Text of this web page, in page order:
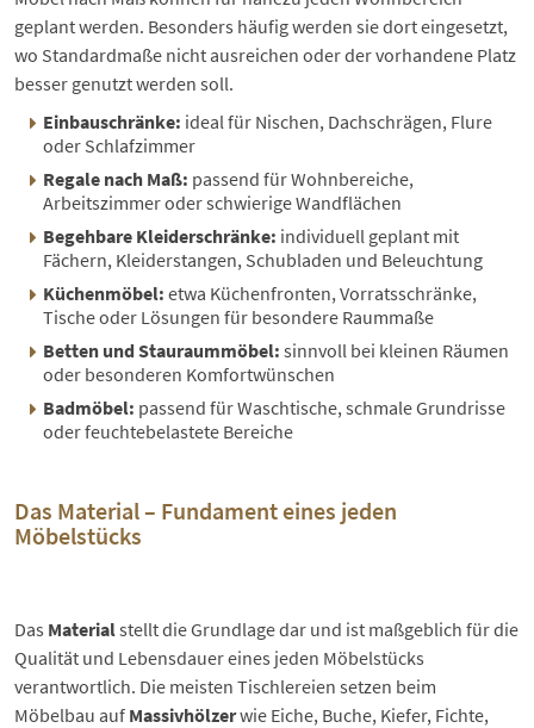
geplant werden. Besonders häufig werden sie dort eingesetzt,
wo Standardmaße nicht ausreichen oder der vorhandene Platz
besser genutzt werden soll.
Einbauschränke: ideal für Nischen, Dachschrägen, Flure
oder Schlafzimmer
Regale nach Maß: passend für Wohnbereiche,
Arbeitszimmer oder schwierige Wandflächen
Begehbare Kleiderschränke: individuell geplant mit
Fächern, Kleiderstangen, Schubladen und Beleuchtung
Küchenmöbel: etwa Küchenfronten, Vorratsschränke,
Tische oder Lösungen für besondere Raummaße
Betten und Stauraummöbel: sinnvoll bei kleinen Räumen
oder besonderen Komfortwünschen
Badmöbel: passend für Waschtische, schmale Grundrisse
oder feuchtebelastete Bereiche
Das Material – Fundament eines jeden
Möbelstücks
Das Materialstellt die Grundlage dar und ist maßgeblich für die
Qualität und Lebensdauer eines jeden Möbelstücks
verantwortlich. Die meisten Tischlereien setzen beim
Möbelbau auf Massivhölzerwie Eiche, Buche, Kiefer, Fichte,